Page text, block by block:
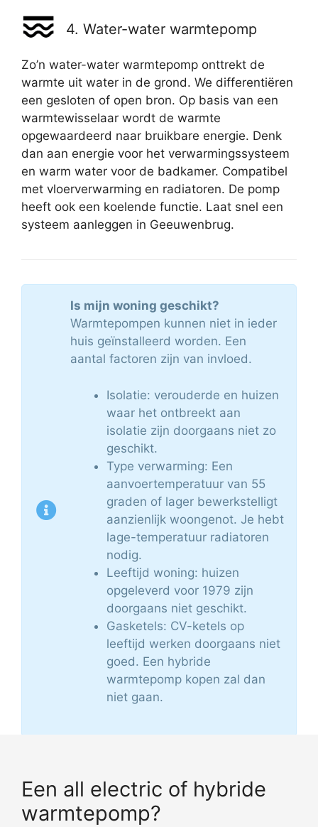
4. Water-water warmtepomp
Zo’n water-water warmtepomp onttrekt de
warmte uit water in de grond. We differentiëren
een gesloten of open bron. Op basis van een
warmtewisselaar wordt de warmte
opgewaardeerd naar bruikbare energie. Denk
dan aan energie voor het verwarmingssysteem
en warm water voor de badkamer. Compatibel
met vloerverwarming en radiatoren. De pomp
heeft ook een koelende functie. Laat snel een
systeem aanleggen in Geeuwenbrug.
Is mijn woning geschikt?
Warmtepompen kunnen niet in ieder
huis geïnstalleerd worden. Een
aantal factoren zijn van invloed.
Isolatie: verouderde en huizen
waar het ontbreekt aan
isolatie zijn doorgaans niet zo
geschikt.
Type verwarming: Een
aanvoertemperatuur van 55
graden of lager bewerkstelligt
aanzienlijk woongenot. Je hebt
lage-temperatuur radiatoren
nodig.
Leeftijd woning: huizen
opgeleverd voor 1979 zijn
doorgaans niet geschikt.
Gasketels: CV-ketels op
leeftijd werken doorgaans niet
goed. Een hybride
warmtepomp kopen zal dan
niet gaan.
Een all electric of hybride
warmtepomp?